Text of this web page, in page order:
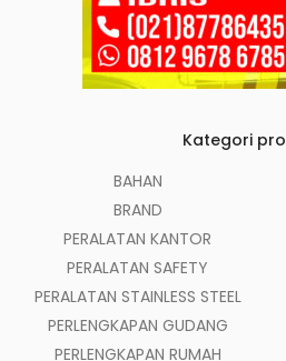
Kategori
BAHAN
BRAND
PERALATAN KANTOR
PERALATAN SAFETY
PERALATAN STAINLESS STEEL
PERLENGKAPAN GUDANG
PERLENGKAPAN RUMAH